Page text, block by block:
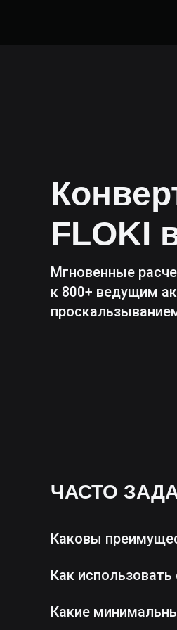
FLOKI
Мгновенные
к 800+ ведущим
ЧАСТО
Каковы
Как
Какие